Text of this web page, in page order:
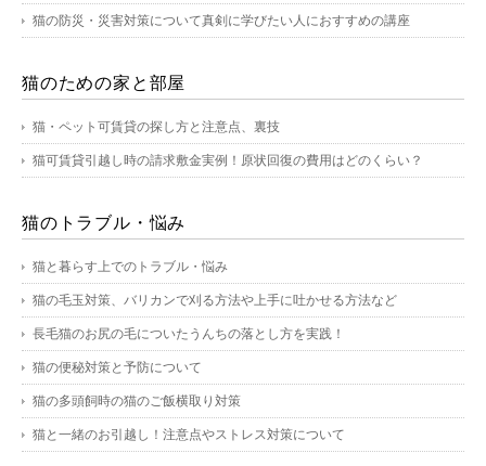
猫の防災・災害対策について真剣に学びたい人におすすめの講座
猫のための家と部屋
猫・ペット可賃貸の探し方と注意点、裏技
猫可賃貸引越し時の請求敷金実例！原状回復の費用はどのくらい？
猫のトラブル・悩み
猫と暮らす上でのトラブル・悩み
猫の毛玉対策、バリカンで刈る方法や上手に吐かせる方法など
長毛猫のお尻の毛についたうんちの落とし方を実践！
猫の便秘対策と予防について
猫の多頭飼時の猫のご飯横取り対策
猫と一緒のお引越し！注意点やストレス対策について